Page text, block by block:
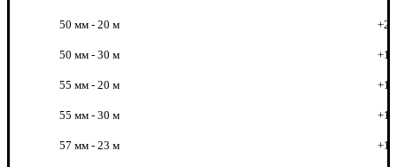
50 мм - 20 м +2
50 мм - 30 м +1
55 мм - 20 м +1
55 мм - 30 м +1
57 мм - 23 м +1